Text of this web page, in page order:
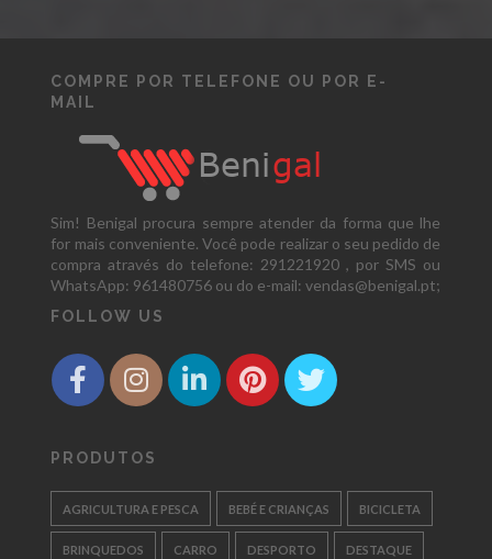
COMPRE POR TELEFONE OU POR E-
MAIL
Sim! Benigal procura sempre atender da forma que lhe
for mais conveniente. Você pode realizar o seu pedido de
compra através do telefone: 291221920 , por SMS ou
WhatsApp: 961480756 ou do e-mail: vendas@benigal.pt;
FOLLOW US
PRODUTOS
AGRICULTURA E PESCA BEBÉ E CRIANÇAS BICICLETA
BRINQUEDOS CARRO DESPORTO DESTAQUE